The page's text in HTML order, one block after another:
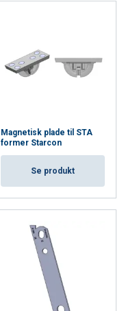
Magnetisk plade til STA
former Starcon
Se produkt